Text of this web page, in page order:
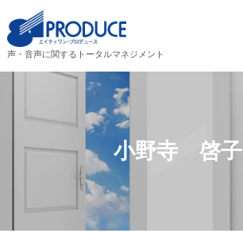
声・音声に関するトータルマネジメント
小野寺 啓子